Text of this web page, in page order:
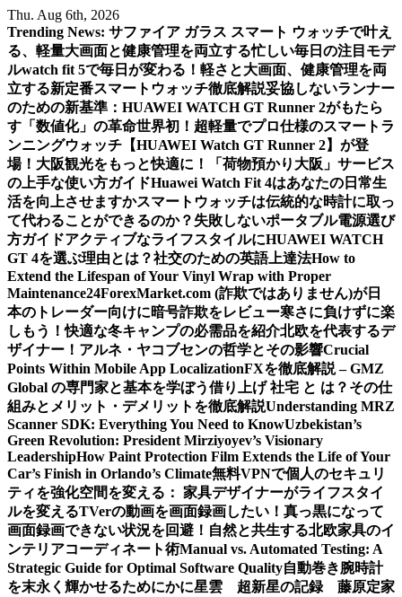
Skip
to
content
Thu. Aug 6th, 2026
Trending News: サファイア ガラス スマート ウォッチで叶え
る、軽量大画面と健康管理を両立する忙しい毎日の注目モデ
ルwatch fit 5で毎日が変わる！軽さと大画面、健康管理を両
立する新定番スマートウォッチ徹底解説妥協しないランナー
のための新基準：HUAWEI WATCH GT Runner 2がもたら
す「数値化」の革命世界初！超軽量でプロ仕様のスマートラ
ンニングウォッチ【HUAWEI Watch GT Runner 2】が登
場！ 大阪観光をもっと快適に！「荷物預かり大阪」サービス
の上手な使い方ガイドHuawei Watch Fit 4はあなたの日常生
活を向上させますかスマートウォッチは伝統的な時計に取っ
て代わることができるのか？ 失敗しないポータブル電源選び
方ガイドアクティブなライフスタイルにHUAWEI WATCH
GT 4を選ぶ理由とは？社交のための英語上達法How to
Extend the Lifespan of Your Vinyl Wrap with Proper
Maintenance24ForexMarket.com (詐欺ではありません)が日
本のトレーダー向けに暗号詐欺をレビュー寒さに負けずに楽
しもう！快適な冬キャンプの必需品を紹介北欧を代表するデ
ザイナー！アルネ・ヤコブセンの哲学とその影響Crucial
Points Within Mobile App LocalizationFXを徹底解説 – GMZ
Global の専門家と基本を学ぼう借り上げ 社宅 と は？その仕
組みとメリット・デメリットを徹底解説Understanding MRZ
Scanner SDK: Everything You Need to KnowUzbekistan’s
Green Revolution: President Mirziyoyev’s Visionary
LeadershipHow Paint Protection Film Extends the Life of Your
Car’s Finish in Orlando’s Climate無料VPNで個人のセキュリ
ティを強化空間を変える： 家具デザイナーがライフスタイ
ルを変えるTVerの動画を画面録画したい！真っ黒になって
画面録画できない状況を回避！ 自然と共生する北欧家具のイ
ンテリアコーディネート術Manual vs. Automated Testing: A
Strategic Guide for Optimal Software Quality自動巻き腕時計
を末永く輝かせるためにかに星雲 超新星の記録 藤原定家